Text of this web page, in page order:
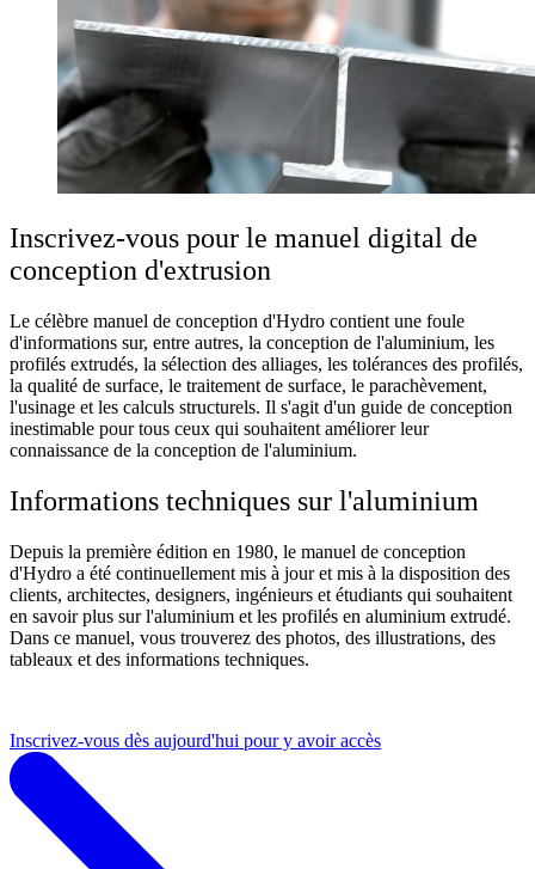
Inscrivez-vous pour le manuel digital de
conception d'extrusion
Le célèbre manuel de conception d'Hydro contient une foule
d'informations sur, entre autres, la conception de l'aluminium, les
profilés extrudés, la sélection des alliages, les tolérances des profilés,
la qualité de surface, le traitement de surface, le parachèvement,
l'usinage et les calculs structurels. Il s'agit d'un guide de conception
inestimable pour tous ceux qui souhaitent améliorer leur
connaissance de la conception de l'aluminium.
Informations techniques sur l'aluminium
Depuis la première édition en 1980, le manuel de conception
d'Hydro a été continuellement mis à jour et mis à la disposition des
clients, architectes, designers, ingénieurs et étudiants qui souhaitent
en savoir plus sur l'aluminium et les profilés en aluminium extrudé.
Dans ce manuel, vous trouverez des photos, des illustrations, des
tableaux et des informations techniques.
Inscrivez-vous dès aujourd'hui pour y avoir accès